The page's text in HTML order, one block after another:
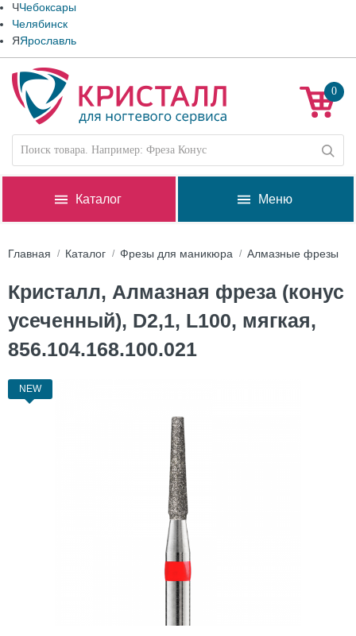
ЧЧебоксары
Челябинск
ЯЯрославль
0
Каталог Меню
Главная Каталог Фрезы для маникюра Алмазные фрезы
Кристалл, Алмазная фреза (конус
усеченный), D2,1, L100, мягкая,
856.104.168.100.021
NEW